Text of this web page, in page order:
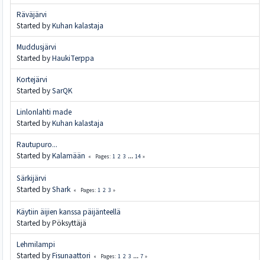
Räväjärvi
Started byKuhan kalastaja
Muddusjärvi
Started byHaukiTerppa
Kortejärvi
Started bySarQK
Linlonlahti made
Started byKuhan kalastaja
Rautupuro...
Started byKalamään Pages 1 2 3 ... 14
Särkijärvi
Started byShark Pages 1 2 3
Käytiin äijien kanssa päijänteellä
Started by Pöksyttäjä
Lehmilampi
Started byFisunaattori Pages 1 2 3 ... 7